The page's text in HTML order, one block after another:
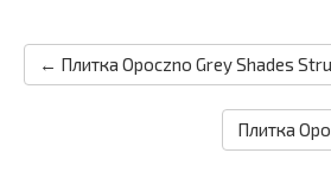
← Плитка Opoczno Grey Shades
Плитка